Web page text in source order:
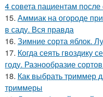
4 совета пациентам после
15. Аммиак на огороде
в саду. Вся правда
16. Зимние сорта яблок.
17. Когда сеять гвоздику
году. Разнообразие
18. Как выбрать триммер
триммеры